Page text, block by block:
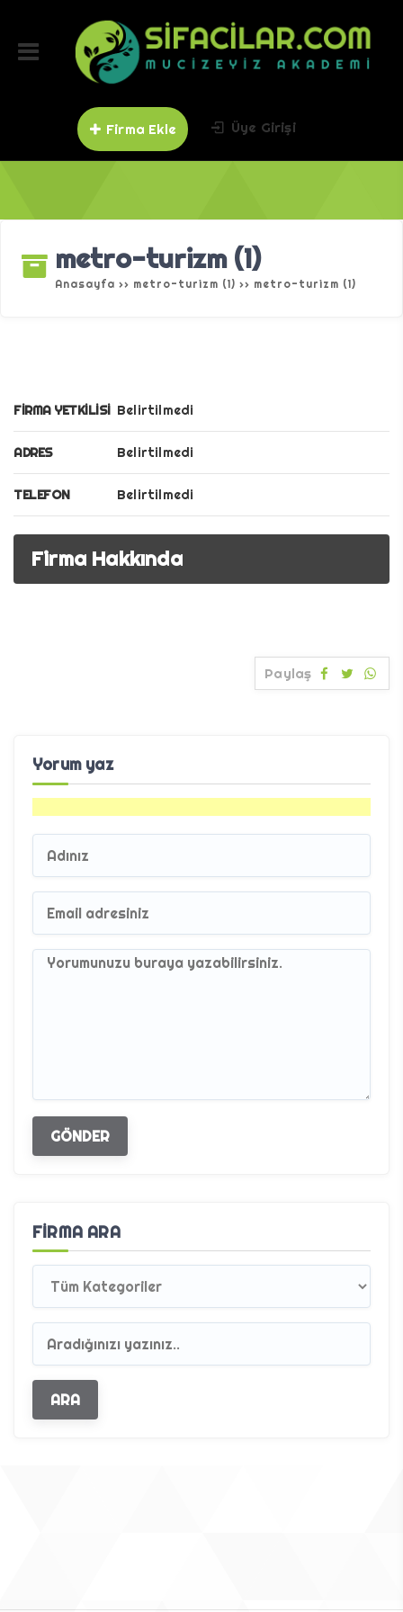
Üye Girişi
Firma Ekle
metro-turizm (1)
Anasayfa ›› metro-turizm (1) ›› metro-turizm (1)
FIRMA YETKILISI Belirtilmedi
ADRES Belirtilmedi
TELEFON Belirtilmedi
Firma Hakkında
Paylaş
Yorum yaz
FIRMA ARA